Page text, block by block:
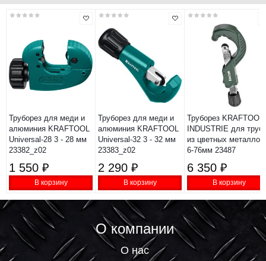
Труборез для меди и
алюминия KRAFTOOL
Universal-28 3 - 28 мм
23382_z02
1 550 ₽
В корзину
Труборез для меди и
алюминия KRAFTOOL
Universal-32 3 - 32 мм
23383_z02
2 290 ₽
В корзину
Труборез KRAFTOOL
INDUSTRIE для труб
из цветных металлов
6-76мм 23487
6 350 ₽
В корзину
О компании
О нас